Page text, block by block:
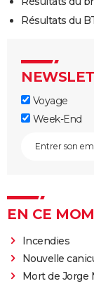
Résultats du
Voyage
Week-End
EN CE
Incendies
Nouvelle
Mort de Jorge